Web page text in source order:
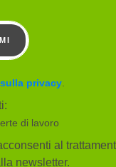
privacy.
di lavoro
al
newsletter.